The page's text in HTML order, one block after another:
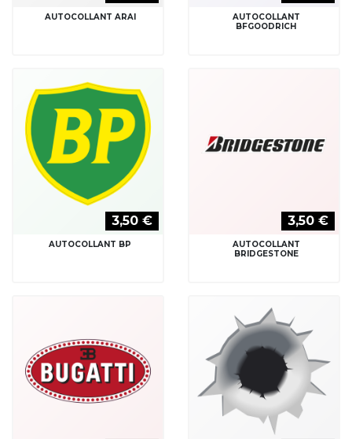
AUTOCOLLANT ARAI
AUTOCOLLANT
BFGOODRICH
3,50 €
AUTOCOLLANT BP
3,50 €
AUTOCOLLANT
BRIDGESTONE